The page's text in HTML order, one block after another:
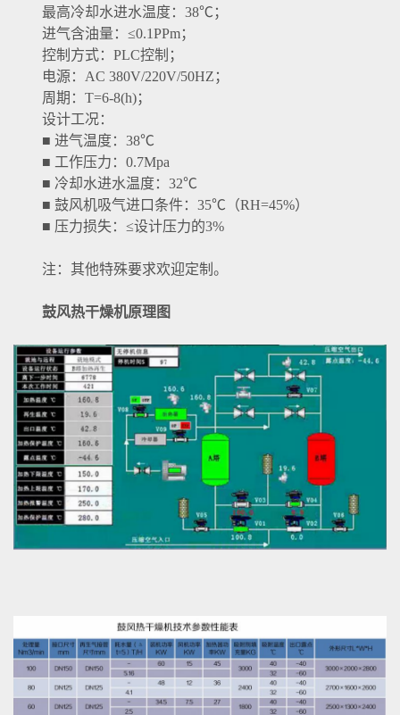
最高冷却水进水温度：38℃；
进气含油量：≤0.1PPm；
控制方式：PLC控制；
电源：AC 380V/220V/50HZ；
周期：T=6-8(h)；
设计工况：
■ 进气温度：38℃
■ 工作压力：0.7Mpa
■ 冷却水进水温度：32℃
■ 鼓风机吸气进口条件：35℃（RH=45%）
■ 压力损失：≤设计压力的3%
注：其他特殊要求欢迎定制。
鼓风热干燥机原理图